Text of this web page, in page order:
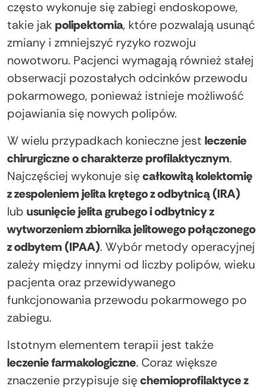
często wykonuje się zabiegi endoskopowe,
takie jakpolipektomia, które pozwalają usunąć
zmiany i zmniejszyć ryzyko rozwoju
nowotworu. Pacjenci wymagają również stałej
obserwacji pozostałych odcinków przewodu
pokarmowego, ponieważ istnieje możliwość
pojawiania się nowych polipów.
W wielu przypadkach konieczne jest leczenie
chirurgiczne o charakterze profilaktycznym.
Najczęściej wykonuje sięcałkowitą kolektomię
z zespoleniem jelita krętego z odbytnicą (IRA)
lub usunięcie jelita grubego i odbytnicy z
wytworzeniem zbiornika jelitowego połączonego
z odbytem (IPAA). Wybór metody operacyjnej
zależy między innymi od liczby polipów, wieku
pacjenta oraz przewidywanego
funkcjonowania przewodu pokarmowego po
zabiegu.
Istotnym elementem terapii jest także
leczenie farmakologiczne. Coraz większe
znaczenie przypisuje sięchemioprofilaktyce z